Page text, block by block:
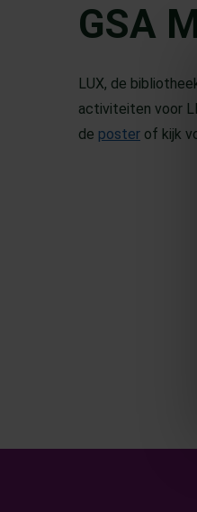
GSA
LUX, de
activiteiten voor
de poster of kijk